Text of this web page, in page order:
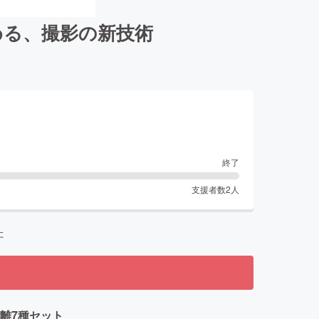
、撮影の新技術
終了
支援者数2 人
7種セット